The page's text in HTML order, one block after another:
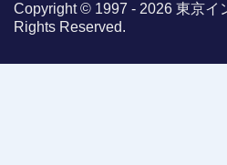
Copyright © 1997 - 2026 東京イ
Rights Reserved.